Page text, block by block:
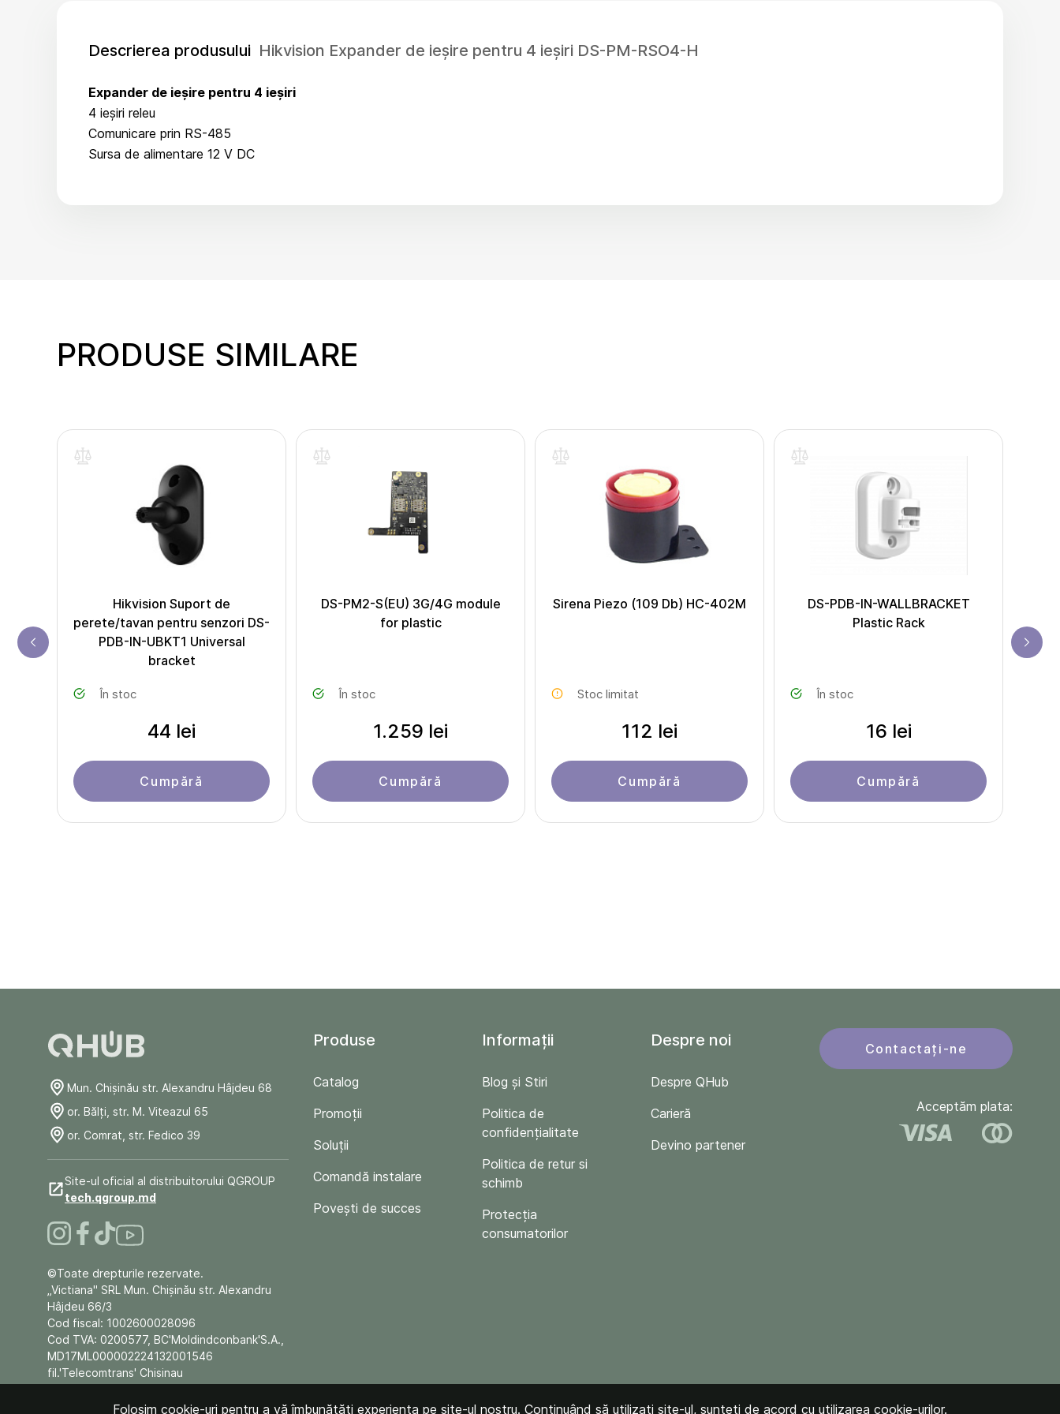
Descrierea produsului Hikvision Expander de ieșire pentru 4 ieșiri DS-PM-RSO4-H
Expander de ieșire pentru 4 ieșiri
4 ieșiri releu
Comunicare prin RS-485
Sursa de alimentare 12 V DC
PRODUSE SIMILARE
Hikvision Suport de
perete/tavan pentru senzori DS-
PDB-IN-UBKT1 Universal
bracket
În stoc
44 lei
Cumpără
DS-PM2-S(EU) 3G/4G module
for plastic
În stoc
1.259 lei
Cumpără
Sirena Piezo (109 Db) HC-402M
Stoc limitat
112 lei
Cumpără
DS-PDB-IN-WALLBRACKET
Plastic Rack
În stoc
16 lei
Cumpără
Mun. Chişinău str. Alexandru Hâjdeu 68
or. Bălți, str. M. Viteazul 65
or. Comrat, str. Fedico 39
Site-ul oficial al distribuitorului QGROUP
tech.qgroup.md
©Toate drepturile rezervate.
„Victiana" SRL Mun. Chişinău str. Alexandru
Hâjdeu 66/3
Cod fiscal: 1002600028096
Cod TVA: 0200577, BC'Moldindconbank'S.A.,
MD17ML000002224132001546
fil.'Telecomtrans' Chisinau
Produse
Catalog
Promoții
Soluții
Comandă instalare
Povești de succes
Informații
Blog și Stiri
Politica de
confidențialitate
Politica de retur si
schimb
Protecția
consumatorilor
Despre noi
Despre QHub
Carieră
Devino partener
Contactați-ne
Acceptăm plata:
Folosim cookie-uri pentru a vă îmbunătăți experiența pe site-ul nostru. Continuând să utilizați site-ul, sunteți de acord cu utilizarea cookie-urilor.